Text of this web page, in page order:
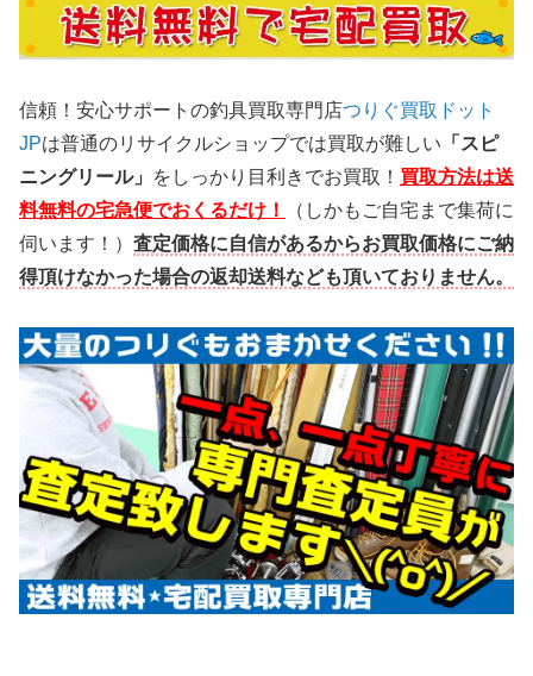
信頼！安心サポートの釣具買取専門店つりぐ買取ドット
JPは普通のリサイクルショップでは買取が難しい 「スピ
ニングリール」
をしっかり目利きでお買取！ 買取方法は送
料無料の宅急便でおくるだけ！
（しかもご自宅まで集荷に
伺います！） 査定価格に自信があるからお買取価格にご納
得頂けなかった場合の返却送料なども頂いておりません。